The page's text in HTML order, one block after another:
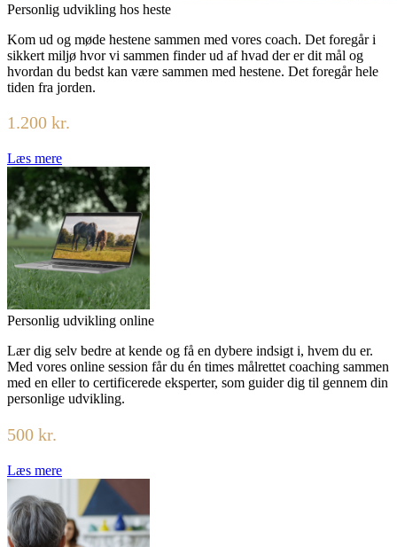
Personlig udvikling hos heste
Kom ud og møde hestene sammen med vores coach. Det foregår i
sikkert miljø hvor vi sammen finder ud af hvad der er dit mål og
hvordan du bedst kan være sammen med hestene. Det foregår hele
tiden fra jorden.
1.200 kr.
Læs mere
Personlig udvikling online
Lær dig selv bedre at kende og få en dybere indsigt i, hvem du er.
Med vores online session får du én times målrettet coaching sammen
med en eller to certificerede eksperter, som guider dig til gennem din
personlige udvikling.
500 kr.
Læs mere